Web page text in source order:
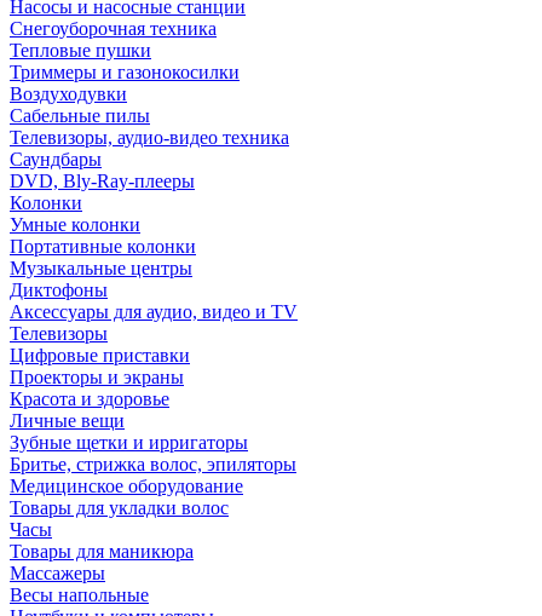
Насосы и насосные станции
Снегоуборочная техника
Тепловые пушки
Триммеры и газонокосилки
Воздуходувки
Сабельные пилы
Телевизоры, аудио-видео техника
Саундбары
DVD, Bly-Ray-плееры
Колонки
Умные колонки
Портативные колонки
Музыкальные центры
Диктофоны
Аксессуары для аудио, видео и TV
Телевизоры
Цифровые приставки
Проекторы и экраны
Красота и здоровье
Личные вещи
Зубные щетки и ирригаторы
Бритье, стрижка волос, эпиляторы
Медицинское оборудование
Товары для укладки волос
Часы
Товары для маникюра
Массажеры
Весы напольные